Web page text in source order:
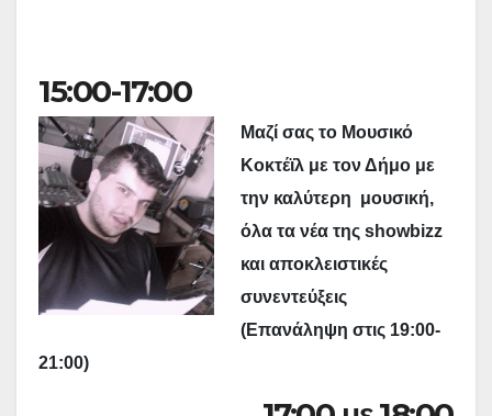
15:00-17:00
Μαζί σας το Μουσικό
Κοκτέϊλ με τον Δήμο με
την καλύτερη μουσική,
όλα τα νέα της showbizz
και αποκλειστικές
συνεντεύξεις
(Επανάληψη στις 19:00-
21:00)